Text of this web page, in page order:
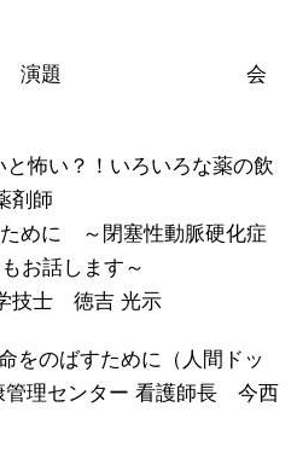
演題 会
怖い？！いろいろな薬の飲
剤師
めに ～閉塞性動脈硬化症
お話します～
技士 徳吉 光示
をのばすために（人間ドッ
管理センター 看護師長 今西